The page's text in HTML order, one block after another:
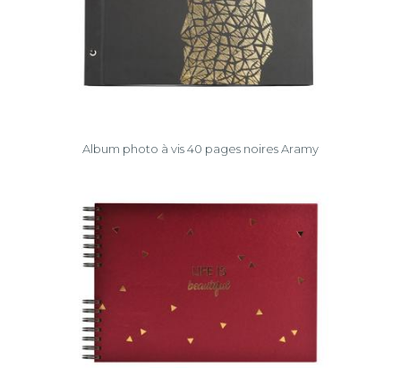
Album photo à vis 40 pages noires Aramy